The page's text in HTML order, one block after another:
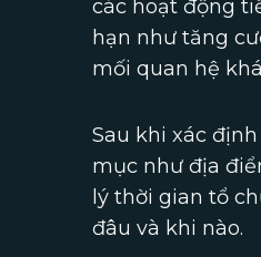
các hoạt động
hạn như tăng
mối quan hệ
Sau khi xác
mục như địa
lý thời gian tổ
đâu và khi nào.